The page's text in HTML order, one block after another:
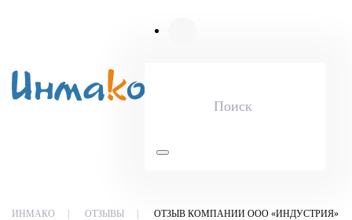
ИНМАКО ОТЗЫВЫ ОТЗЫВ КОМПАНИИ ООО «ИНДУСТРИЯ»